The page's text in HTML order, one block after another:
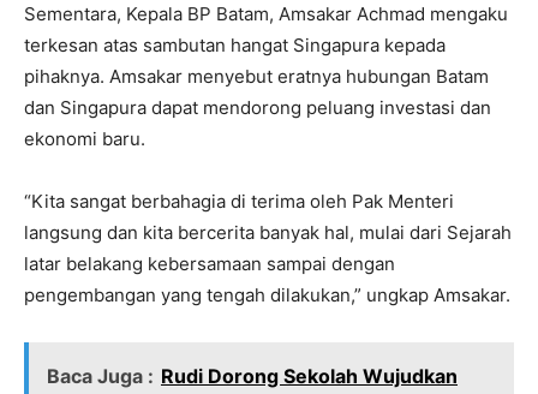
Sementara, Kepala BP Batam, Amsakar Achmad mengaku
terkesan atas sambutan hangat Singapura kepada
pihaknya. Amsakar menyebut eratnya hubungan Batam
dan Singapura dapat mendorong peluang investasi dan
ekonomi baru.
“Kita sangat berbahagia di terima oleh Pak Menteri
langsung dan kita bercerita banyak hal, mulai dari Sejarah
latar belakang kebersamaan sampai dengan
pengembangan yang tengah dilakukan,” ungkap Amsakar.
Baca Juga : Rudi Dorong Sekolah Wujudkan